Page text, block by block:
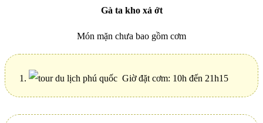
Gà ta kho xả ớt
Món mặn chưa bao gồm cơm
Giờ đặt cơm: 10h đến 21h15